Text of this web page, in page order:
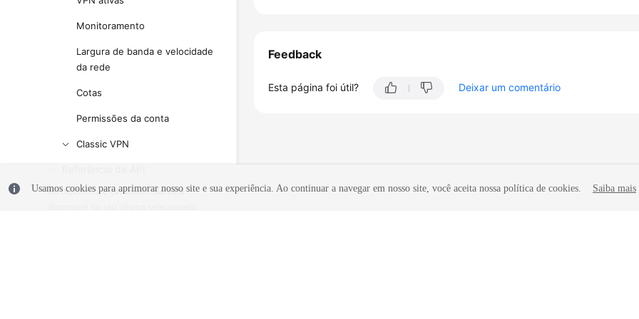
Monitoramento
Largura de banda e velocidade
da rede
Cotas
Permissões da conta
Classic VPN
No momento, o conteúdo não está
Feedback
Esta página foi útil? Deixar um comentário
Usamos cookies para aprimorar nosso site e sua experiência. Ao continuar a navegar em nosso site, você aceita nossa política de cookies. Saiba mais